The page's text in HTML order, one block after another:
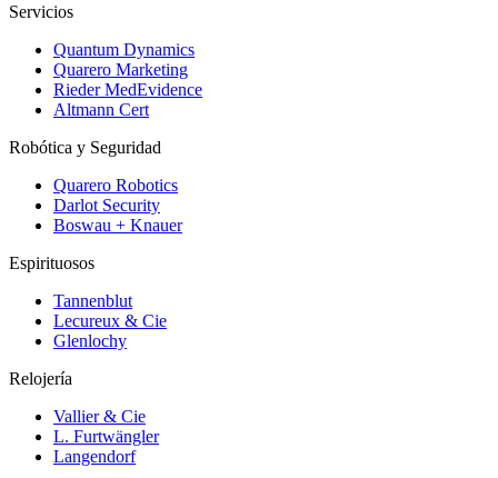
Servicios
Quantum Dynamics
Quarero Marketing
Rieder MedEvidence
Altmann Cert
Robótica y Seguridad
Quarero Robotics
Darlot Security
Boswau + Knauer
Espirituosos
Tannenblut
Lecureux & Cie
Glenlochy
Relojería
Vallier & Cie
L. Furtwängler
Langendorf